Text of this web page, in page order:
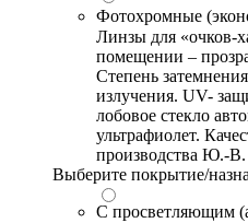
Фотохромные
Линзы для «очков-
помещении –
Степень
излучения. UV-
лобовое стекло
ультрафиолет.
производства Ю.-
Выберите покрытие/
С просветляющим